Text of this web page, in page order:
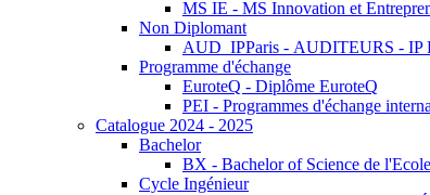
MS IE - MS Innovation et
Non Diplomant
AUD_IPParis - AUDITEURS - IP
Programme d'échange
EuroteQ - Diplôme EuroteQ
PEI - Programmes d'échange
Catalogue 2024 - 2025
Bachelor
BX - Bachelor of Science de
Cycle Ingénieur